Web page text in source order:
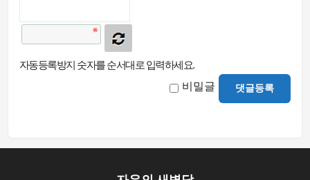
자동등록방지 숫자를 순서대로 입력하세요.
비밀글 댓글등록